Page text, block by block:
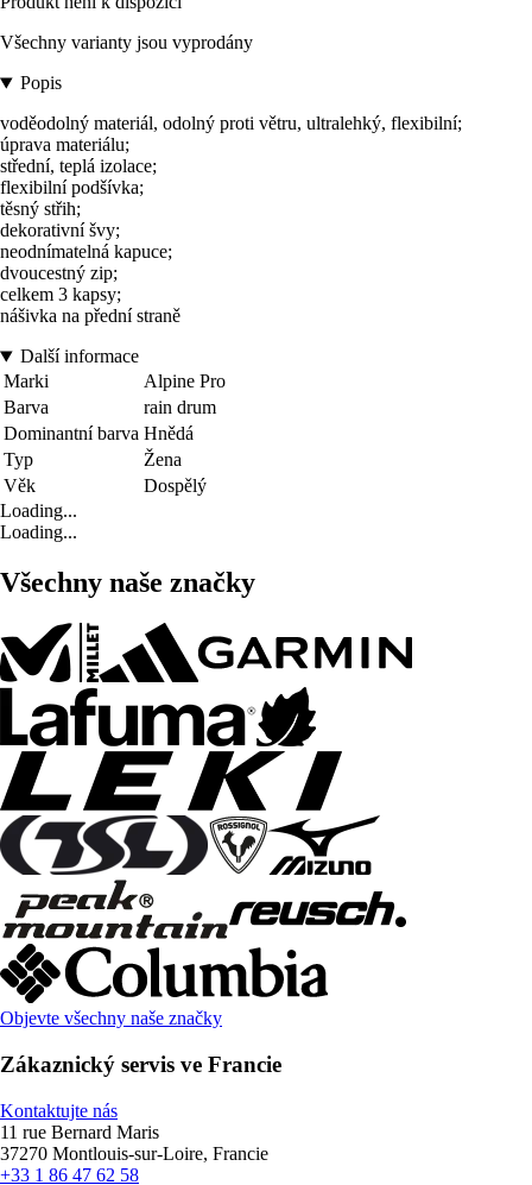
Všechny varianty jsou vyprodány
Popis
voděodolný materiál, odolný proti větru, ultralehký, flexibilní;
úprava materiálu;
střední, teplá izolace;
flexibilní podšívka;
těsný střih;
dekorativní švy;
neodnímatelná kapuce;
dvoucestný zip;
celkem 3 kapsy;
nášivka na přední straně
Další informace
Marki
Alpine Pro
Barva
rain drum
Dominantní barva Hnědá
Typ
Žena
Věk
Dospělý
Loading...
Loading...
Všechny naše značky
Objevte všechny naše značky
Zákaznický servis ve Francie
Kontaktujte nás
11 rue Bernard Maris
37270 Montlouis-sur-Loire, Francie
+33 1 86 47 62 58